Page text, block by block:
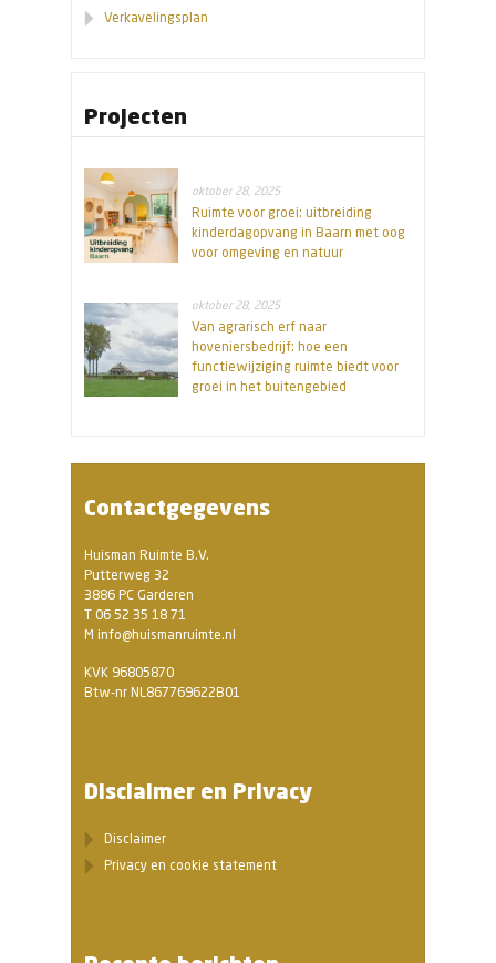
Verkavelingsplan
Projecten
oktober 28, 2025
Ruimte voor groei: uitbreiding
kinderdagopvang in Baarn met oog
voor omgeving en natuur
oktober 28, 2025
Van agrarisch erf naar
hoveniersbedrijf: hoe een
functiewijziging ruimte biedt voor
groei in het buitengebied
Contactgegevens
Huisman Ruimte B.V.
Putterweg 32
3886 PC Garderen
T 06 52 35 18 71
M info@huismanruimte.nl
KVK 96805870
Btw-nr NL867769622B01
Disclaimer en Privacy
Disclaimer
Privacy en cookie statement